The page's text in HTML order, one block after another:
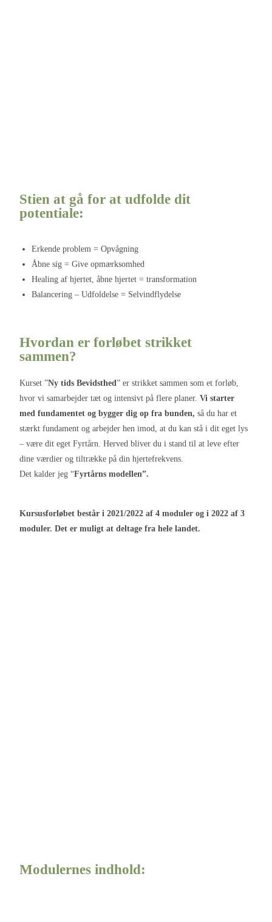
Stien at gå for at udfolde dit
potentiale:
Erkende problem = Opvågning
Åbne sig = Give opmærksomhed
Healing af hjertet, åbne hjertet = transformation
Balancering – Udfoldelse = Selvindflydelse
Hvordan er forløbet strikket
sammen?
Kurset ”Ny tids Bevidsthed” er strikket sammen som et forløb,
hvor vi samarbejder tæt og intensivt på flere planer.Vi starter
med fundamentet og bygger dig op fra bunden, så du har et
stærkt fundament og arbejder hen imod, at du kan stå i dit eget lys
– være dit eget Fyrtårn. Herved bliver du i stand til at leve efter
dine værdier og tiltrække på din hjertefrekvens.
Det kalder jeg “Fyrtårns modellen”.
Kursusforløbet består i 2021/2022 af 4 moduler og i 2022 af 3
moduler. Det er muligt at deltage fra hele landet.
Modulernes indhold: